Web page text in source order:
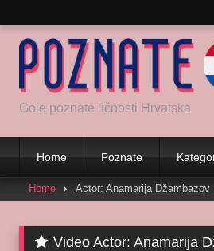
to
content
Gole poznate ličnosti Hrvatska
Home Poznate
Home Actor: Anamarija Džambazov
Video Actor:Anamarija